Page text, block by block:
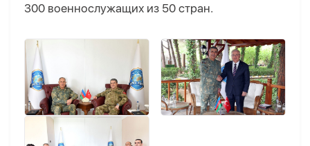
300 военнослужащих из 50 стран.